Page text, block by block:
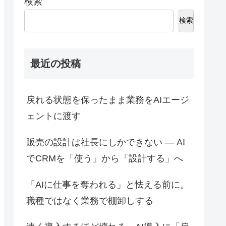
検索
最近の投稿
戻れる状態を保ったまま業務をAIエージ
ェントに渡す
販売の設計は社長にしかできない ― AI
でCRMを「使う」から「設計する」へ
「AIに仕事を奪われる」と怯える前に。
職種ではなく業務で棚卸しする